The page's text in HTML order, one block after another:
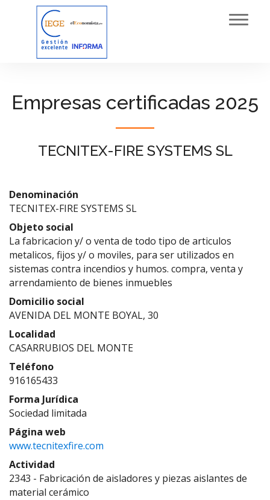
Empresas certificadas 2025
TECNITEX-FIRE SYSTEMS SL
Denominación
TECNITEX-FIRE SYSTEMS SL
Objeto social
La fabricacion y/ o venta de todo tipo de articulos
metalicos, fijos y/ o moviles, para ser utilizados en
sistemas contra incendios y humos. compra, venta y
arrendamiento de bienes inmuebles
Domicilio social
AVENIDA DEL MONTE BOYAL, 30
Localidad
CASARRUBIOS DEL MONTE
Teléfono
916165433
Forma Jurídica
Sociedad limitada
Página web
www.tecnitexfire.com
Actividad
2343 - Fabricación de aisladores y piezas aislantes de
material cerámico